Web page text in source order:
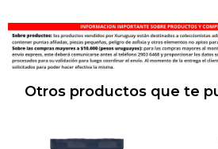
Otros productos que te